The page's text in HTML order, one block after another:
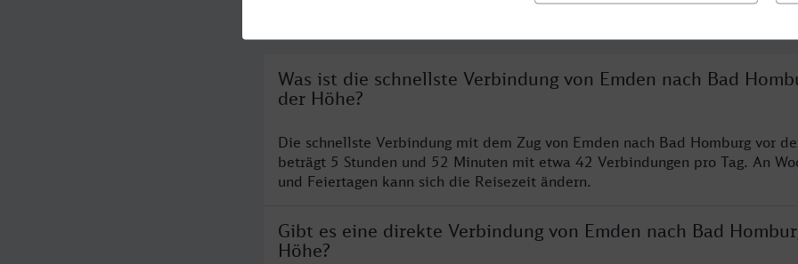
Was ist die schnellste Verbindung von Emden nach Bad
der Höhe?
Die schnellste Verbindung mit dem Zug von Emden nach Bad Homburg vor
beträgt 5 Stunden und 52 Minuten mit etwa 42 Verbindungen pro Tag. An
und Feiertagen kann sich die Reisezeit ändern.
Gibt es eine direkte Verbindung von Emden nach Bad
Höhe?